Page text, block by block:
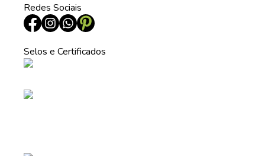
Redes Sociais
Selos e Certificados